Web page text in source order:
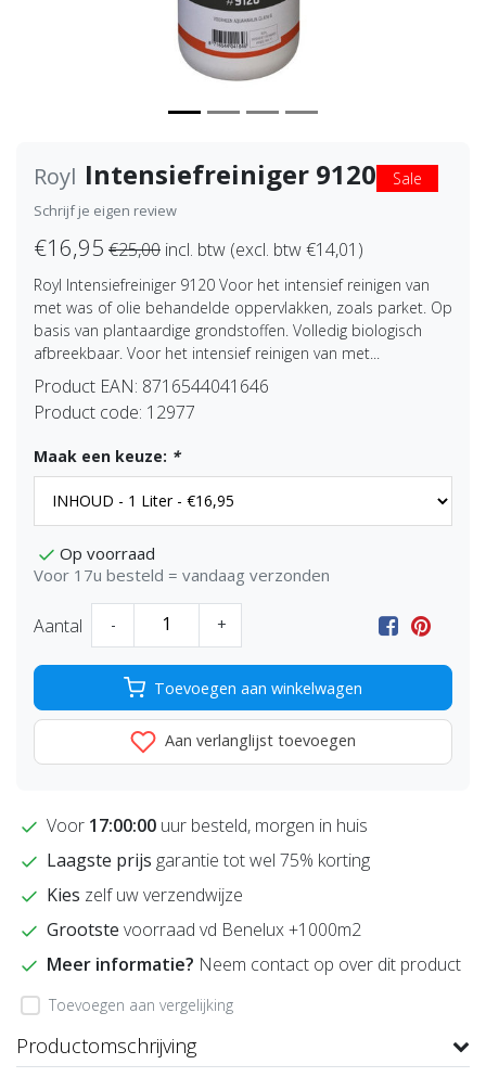
Royl Intensiefreiniger 9120 Sale
Schrijf je eigen review
€16,95 €25,00 incl. btw (excl. btw €14,01)
Royl Intensiefreiniger 9120 Voor het intensief reinigen van
met was of olie behandelde oppervlakken, zoals parket. Op
basis van plantaardige grondstoffen. Volledig biologisch
afbreekbaar. Voor het intensief reinigen van met...
Product EAN: 8716544041646
Product code: 12977
Maak een keuze: *
Op voorraad
Voor 17u besteld = vandaag verzonden
Aantal - +
Toevoegen aan winkelwagen
Aan verlanglijst toevoegen
Voor 17:00:00 uur besteld, morgen in huis
Laagste prijs garantie tot wel 75% korting
Kies zelf uw verzendwijze
Grootste voorraad vd Benelux +1000m2
Meer informatie? Neem contact op over dit product
Toevoegen aan vergelijking
Productomschrijving